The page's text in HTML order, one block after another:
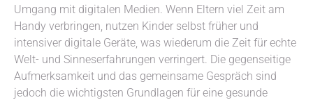
Umgang mit digitalen Medien. Wenn Eltern viel Zeit am
Handy verbringen, nutzen Kinder selbst früher und
intensiver digitale Geräte, was wiederum die Zeit für echte
Welt- und Sinneserfahrungen verringert. Die gegenseitige
Aufmerksamkeit und das gemeinsame Gespräch sind
jedoch die wichtigsten Grundlagen für eine gesunde